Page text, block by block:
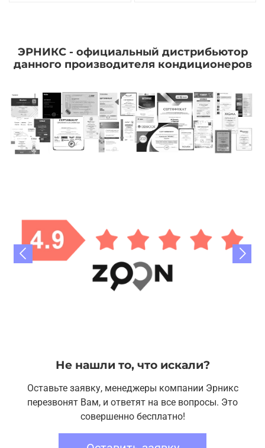
ЭРНИКС - официальный дистрибьютор
данного производителя кондиционеров
Не нашли то, что искали?
Оставьте заявку, менеджеры компании Эрникс
перезвонят Вам, и ответят на все вопросы. Это
совершенно бесплатно!